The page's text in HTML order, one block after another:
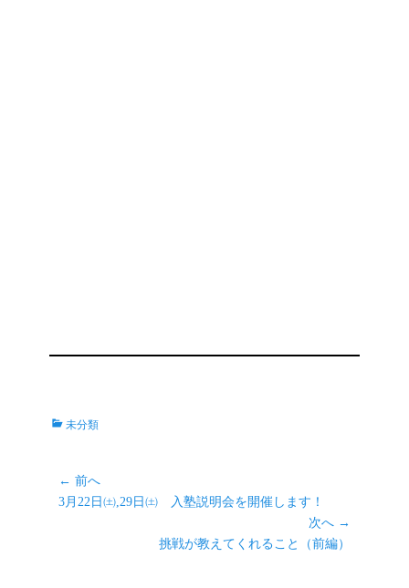
カ 未分類
投
稿
← 前へ
前
3月22日㈯,29日㈯ 入塾説明会を開催します！
次へ →
挑戦が教えてくれること（前編）